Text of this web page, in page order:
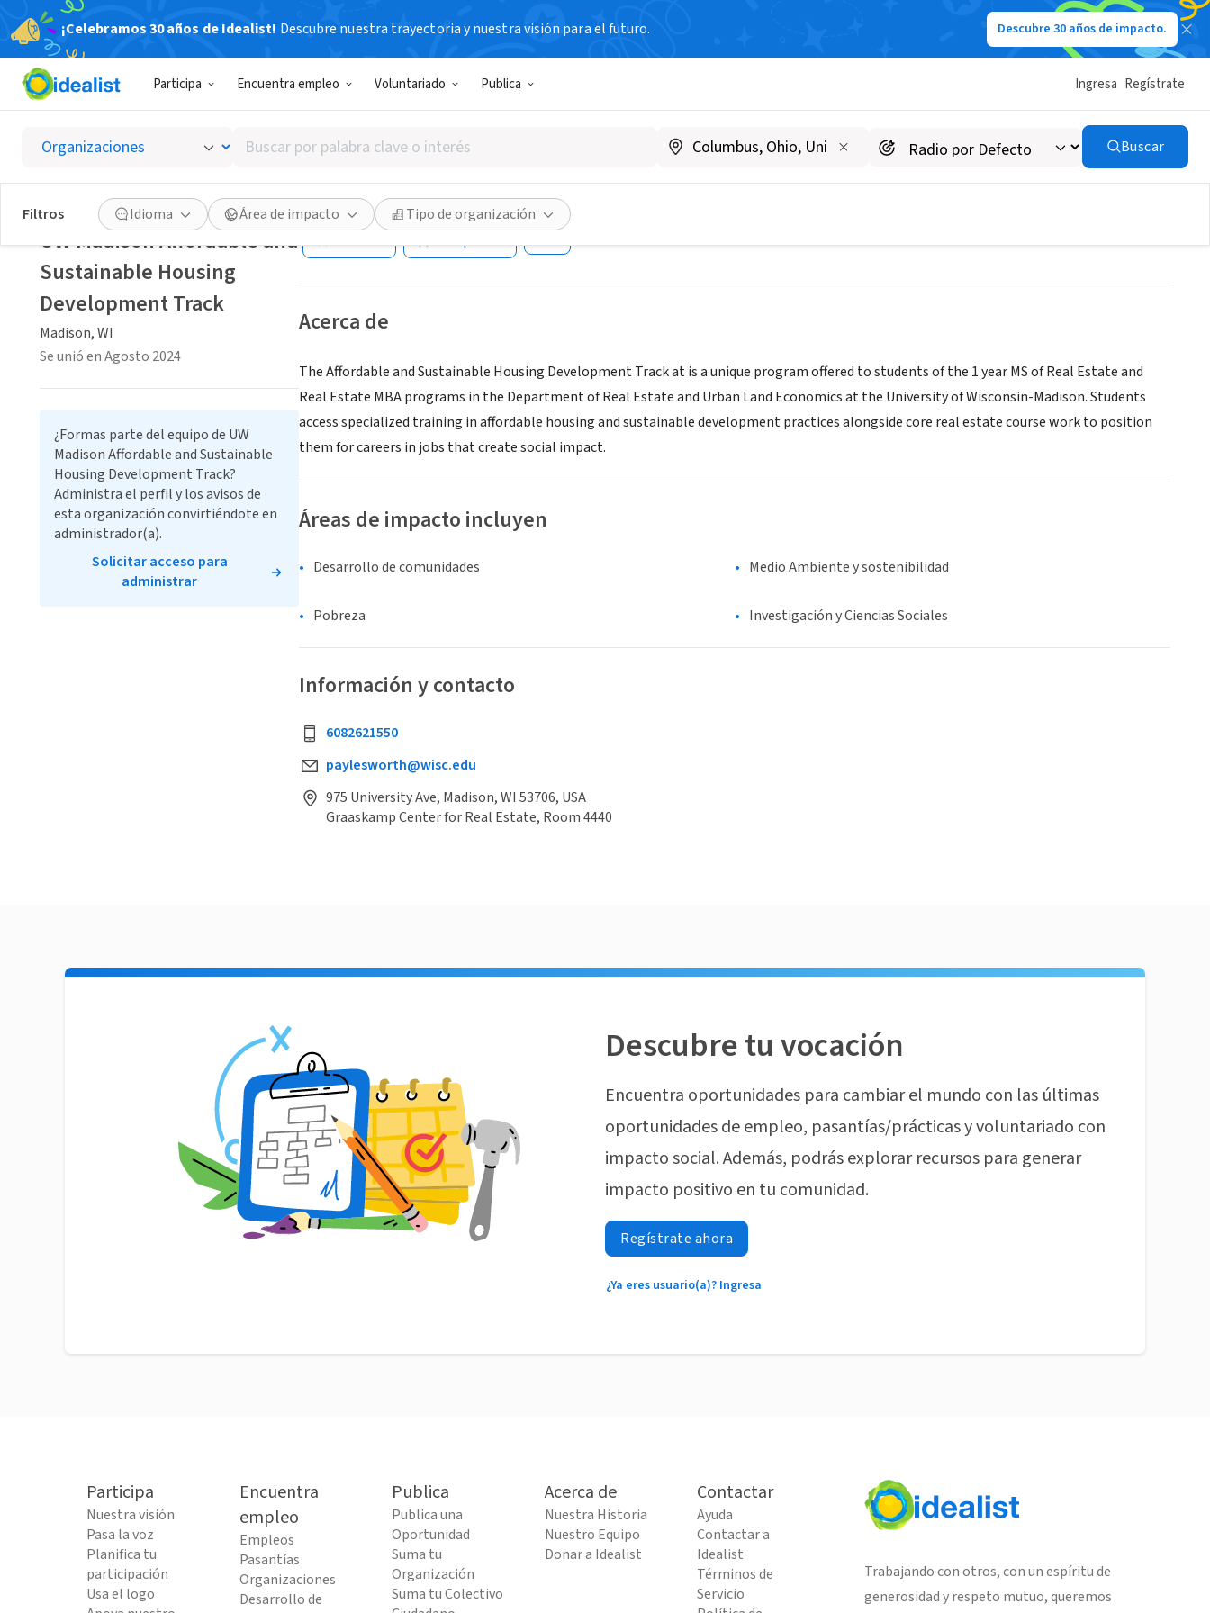
¡Celebramos 30 años de Idealist! Descubre nuestra trayectoria y nuestra visión para el futuro. Descubre 30 años de impacto.
Participa Encuentra empleo Voluntariado Publica Ingresa Regístrate
Buscar
por
palabra
clave
o
interés
Buscar
Filtros Idioma Área de impacto Tipo de organización
UW Madison Affordable and Sustainable Housing
Development Track
Madison, WI|business.wisc.edu/graduate/mba/full-time/specializations/real-estate/
Guardar Compartir
Acerca de
The Affordable and Sustainable Housing Development Track at is a unique program offered to students of the 1 year MS of Real Estate and
Real Estate MBA programs in the Department of Real Estate and Urban Land Economics at the University of Wisconsin-Madison. Students
access specialized training in affordable housing and sustainable development practices alongside core real estate course work to position
them for careers in jobs that create social impact.
Áreas de impacto incluyen
Desarrollo de comunidades Medio Ambiente y sostenibilidad
Pobreza Investigación y Ciencias Sociales
Información y contacto
6082621550
paylesworth@wisc.edu
975 University Ave, Madison, WI 53706, USA
Graaskamp Center for Real Estate, Room 4440
UW Madison Affordable and
Sustainable Housing
Development Track
Madison, WI
Se unió en Agosto 2024
¿Formas parte del equipo de UW
Madison Affordable and Sustainable
Housing Development Track?
Administra el perfil y los avisos de
esta organización convirtiéndote en
administrador(a).
Solicitar acceso para
administrar
Descubre tu vocación
Encuentra oportunidades para cambiar el mundo con las últimas
oportunidades de empleo, pasantías/prácticas y voluntariado con
impacto social. Además, podrás explorar recursos para generar
impacto positivo en tu comunidad.
Regístrate ahora
¿Ya eres usuario(a)? Ingresa
Participa
Nuestra visión
Pasa la voz
Planifica tu
participación
Usa el logo
Encuentra
empleo
Empleos
Pasantías
Organizaciones
Desarrollo de
Publica
Publica una
Oportunidad
Suma tu
Organización
Suma tu Colectivo
Acerca de
Nuestra Historia
Nuestro Equipo
Donar a Idealist
Contactar
Ayuda
Contactar a
Idealist
Términos de
Servicio
Trabajando con otros, con un espíritu de
generosidad y respeto mutuo, queremos